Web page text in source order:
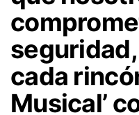
cada
Musical’